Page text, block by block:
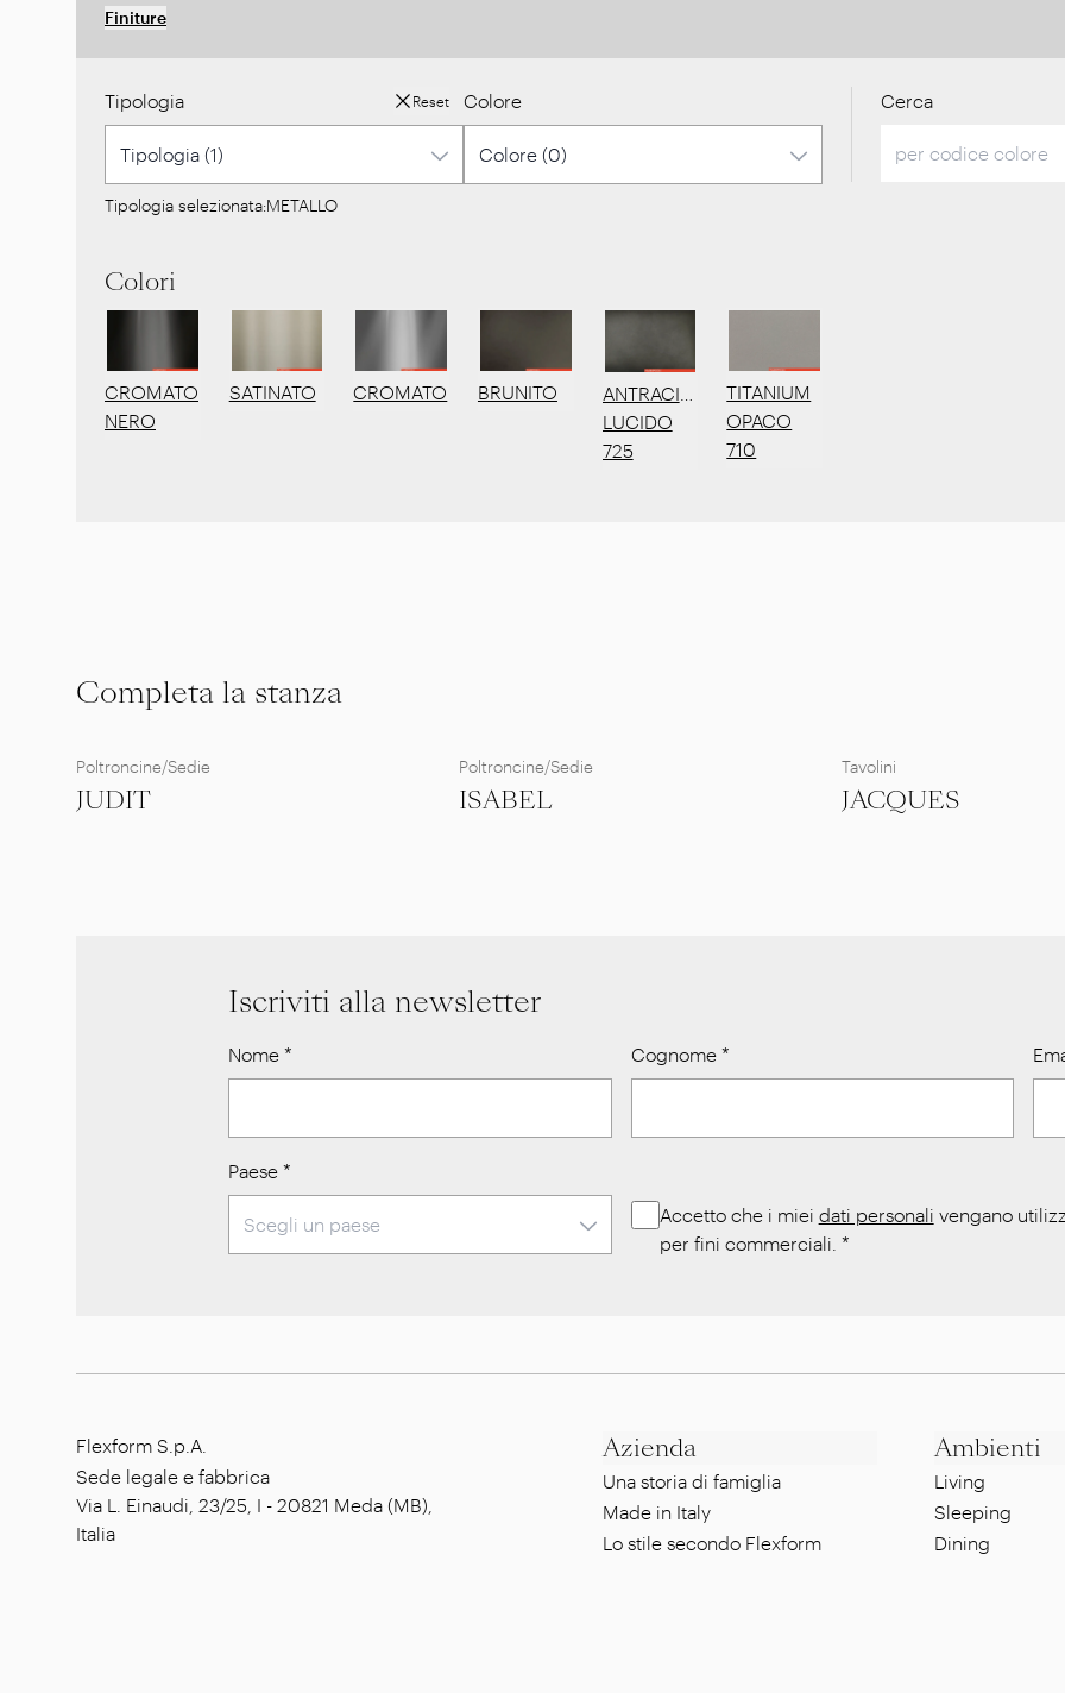
Finiture
Tipologia Reset
Tipologia selezionata:METALLO
Colore Cerca
Colori
CROMATO
NERO
SATINATO CROMATO BRUNITO
ANTRACITE
LUCIDO
725
TITANIUM
OPACO
710
Completa la stanza
Poltroncine/Sedie
JUDIT
Poltroncine/Sedie
ISABEL
Tavolini
JACQUES
Iscriviti alla newsletter
Nome * Cognome*
Paese *
Accetto che i miei dati personali vengano
per fini commerciali. *
Flexform S.p.A.
Sede legale e fabbrica
Via L. Einaudi, 23/25, I - 20821 Meda (MB),
Italia
Azienda
Una storia di famiglia
Made in Italy
Lo stile secondo Flexform
Ambienti
Living
Sleeping
Dining